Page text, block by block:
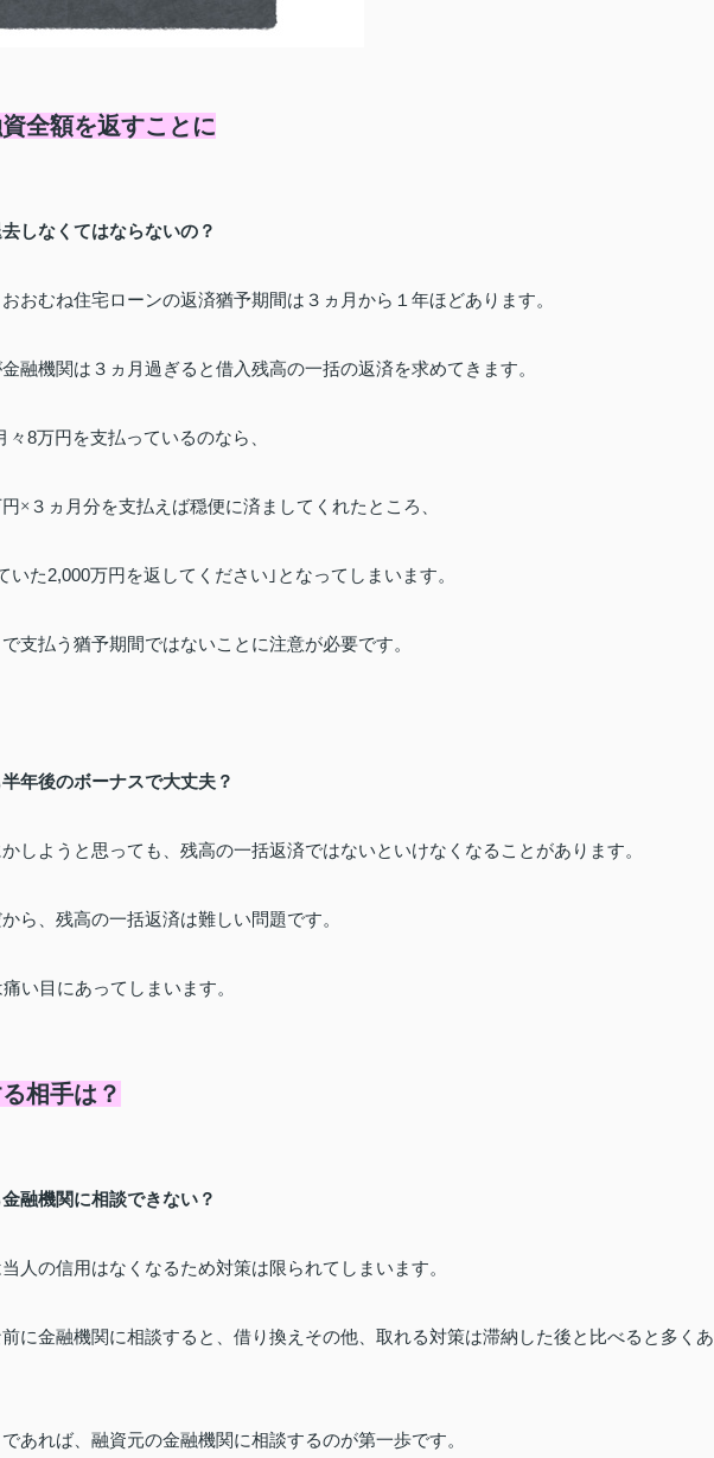
全額を返すことに
しなくてはならないの？
おむね住宅ローンの返済猶予期間は ３ヵ月から１年ほどあります。
金融機関は３ヵ月過ぎると借入残高の一括の返済を求めてきます。
々8万円を支払っているのなら、
×３ヵ月分を支払えば穏便に済ましてくれたところ、
いた2,000万円を返してください｣となってしまいます。
支払う猶予期間ではないことに注意が必要です。
年後のボーナスで大丈夫？
しようと思っても、 残高の一括返済ではないといけなくなることがあります。
ら、 残高の一括返済は難しい問題です。
い目にあってしまいます。
相手は？
融機関に相談できない？
人の信用はなくなるため対策は限られてしまいます。
に金融機関に相談すると、借り換えその他、取れる対策は滞納した後と比べると多くあ
あれば、融資元の金融機関に相談するのが第一歩です。